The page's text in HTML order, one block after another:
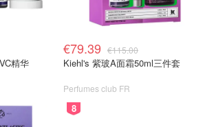
精华
€79.39 €115.00
Kiehl's 紫玻A面霜50ml三件套
Perfumes club FR
8